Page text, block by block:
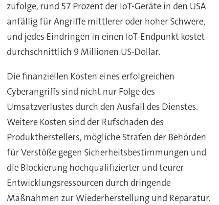
zufolge, rund 57 Prozent der IoT-Geräte in den USA
anfällig für Angriffe mittlerer oder hoher Schwere,
und jedes Eindringen in einen IoT-Endpunkt kostet
durchschnittlich 9 Millionen US-Dollar.
Die finanziellen Kosten eines erfolgreichen
Cyberangriffs sind nicht nur Folge des
Umsatzverlustes durch den Ausfall des Dienstes.
Weitere Kosten sind der Rufschaden des
Produktherstellers, mögliche Strafen der Behörden
für Verstöße gegen Sicherheitsbestimmungen und
die Blockierung hochqualifizierter und teurer
Entwicklungsressourcen durch dringende
Maßnahmen zur Wiederherstellung und Reparatur.